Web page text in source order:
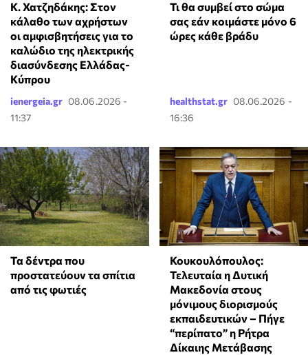
Κ. Χατζηδάκης: Στον
κάλαθο των αχρήστων
οι αμφισβητήσεις για το
καλώδιο της ηλεκτρικής
διασύνδεσης Ελλάδας-
Κύπρου
ienergeia.gr 08.06.2026 -
11:37
Τι θα συμβεί στο σώμα
σας εάν κοιμάστε μόνο 6
ώρες κάθε βράδυ
healthstat.gr 08.06.2026 -
16:36
Τα δέντρα που
προστατεύουν τα σπίτια
από τις φωτιές
Κουκουλόπουλος:
Τελευταία η Δυτική
Μακεδονία στους
μόνιμους διορισμούς
εκπαιδευτικών – Πήγε
“περίπατο” η Ρήτρα
Δίκαιης Μετάβασης